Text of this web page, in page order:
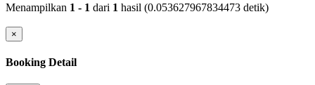
Menampilkan 1 - 1 dari 1 hasil (0.053627967834473 detik)
×
Booking Detail